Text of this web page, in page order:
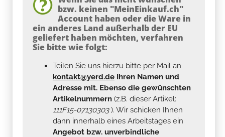
bzw. keinen "MeinEinkauf.ch"
Account haben oder die Ware in
ein anderes Land außerhalb der EU
geliefert haben möchten, verfahren
Sie bitte wie folgt:
Teilen Sie uns hierzu bitte per Mail an
kontakt@yerd.de Ihren Namen und
Adresse mit. Ebenso die gewünschten
Artikelnummern (z.B. dieser Artikel:
111F15-07130303). Wir schicken Ihnen
dann innerhalb eines Arbeitstages ein
Angebot bzw. unverbindliche